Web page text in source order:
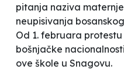
pitanja naziva
neupisivanja
Od 1. februara
bošnjačke
ove škole u Snagovu.